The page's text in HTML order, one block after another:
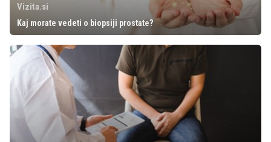
Vizita.si
Kaj morate vedeti o biopsiji prostate?